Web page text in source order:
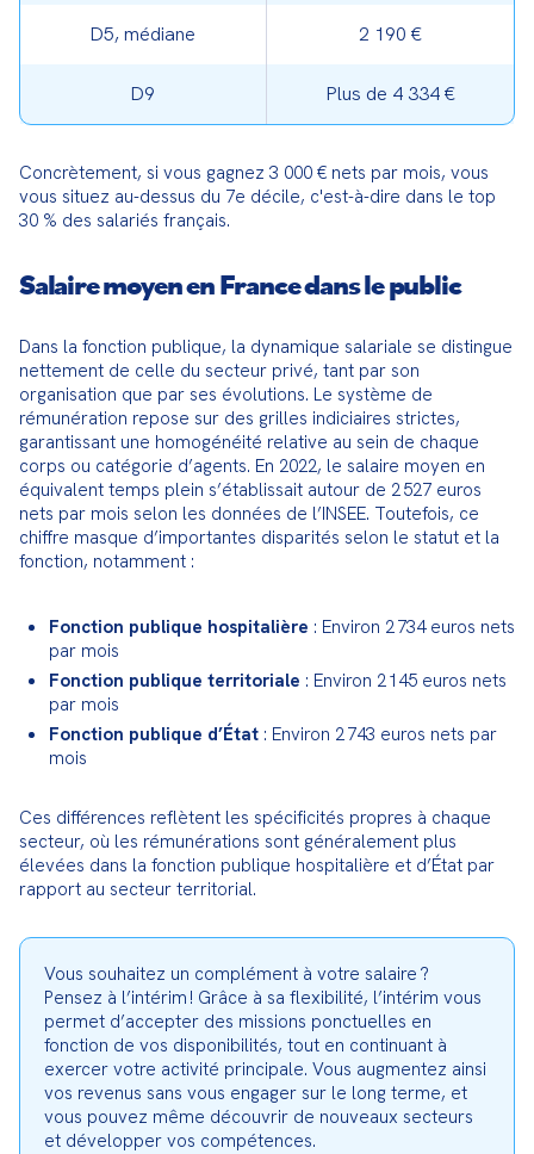
D5, médiane 2 190 €
D9 Plus de 4 334 €
Concrètement, si vous gagnez 3 000 € nets par mois, vous
vous situez au-dessus du 7e décile, c'est-à-dire dans le top
30 % des salariés français.
Salaire moyen en France dans le public
Dans la fonction publique, la dynamique salariale se distingue
nettement de celle du secteur privé, tant par son
organisation que par ses évolutions. Le système de
rémunération repose sur des grilles indiciaires strictes,
garantissant une homogénéité relative au sein de chaque
corps ou catégorie d’agents. En 2022, le salaire moyen en
équivalent temps plein s’établissait autour de 2 527 euros
nets par mois selon les données de l’INSEE. Toutefois, ce
chiffre masque d’importantes disparités selon le statut et la
fonction, notamment :
Fonction publique hospitalière : Environ 2 734 euros nets
par mois
Fonction publique territoriale : Environ 2 145 euros nets
par mois
Fonction publique d’État : Environ 2 743 euros nets par
mois
Ces différences reflètent les spécificités propres à chaque
secteur, où les rémunérations sont généralement plus
élevées dans la fonction publique hospitalière et d’État par
rapport au secteur territorial.
Vous souhaitez un complément à votre salaire ?
Pensez à l’intérim ! Grâce à sa flexibilité, l’intérim vous
permet d’accepter des missions ponctuelles en
fonction de vos disponibilités, tout en continuant à
exercer votre activité principale. Vous augmentez ainsi
vos revenus sans vous engager sur le long terme, et
vous pouvez même découvrir de nouveaux secteurs
et développer vos compétences.